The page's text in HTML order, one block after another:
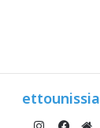
ettounissia